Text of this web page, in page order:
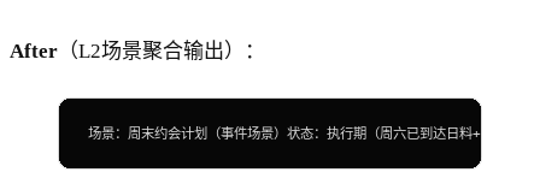
After （L2场景聚合输出）：
场景：周末约会计划（事件场景）状态：执行期（周六已到达日料+清吧